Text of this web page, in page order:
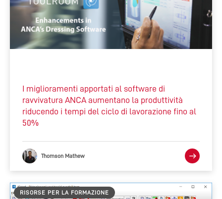
I miglioramenti apportati al software di
ravvivatura ANCA aumentano la produttività
riducendo i tempi del ciclo di lavorazione fino al
50%
Thomson Mathew
RISORSE PER LA FORMAZIONE